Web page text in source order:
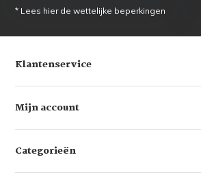
* Lees hier de wettelijke beperkingen
Klantenservice
Mijn account
Categorieën